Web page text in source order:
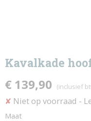
Kavalkade
€ 139,90 (inclusief
✘ Niet op voorraad -
Maat